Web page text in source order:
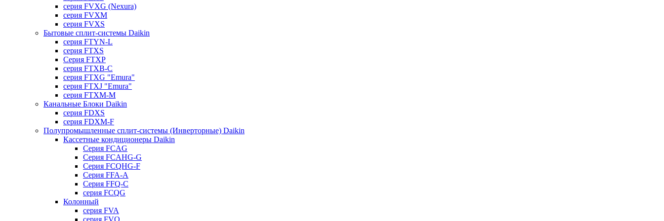
серия FVXG (Nexura)
серия FVXM
серия FVXS
Бытовые сплит-системы Daikin
серия FTYN-L
серия FTXS
Серия FTXP
серия FTXB-C
серия FTXG "Emura"
серия FTXJ "Emura"
серия FTXM-M
Канальные Блоки Daikin
серия FDXS
серия FDXM-F
Полупромышленные сплит-системы (Инверторные) Daikin
Кассетные кондиционеры Daikin
Серия FCAG
Серия FCAHG-G
Серия FCQHG-F
Серия FFA-A
Серия FFQ-C
серия FCQG
Колонный
серия FVA
серия FVQ